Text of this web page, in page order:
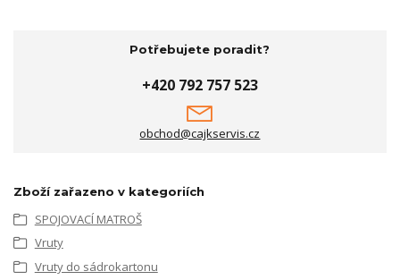
Potřebujete poradit?
+420 792 757 523
obchod@cajkservis.cz
Zboží zařazeno v kategoriích
SPOJOVACÍ MATROŠ
Vruty
Vruty do sádrokartonu